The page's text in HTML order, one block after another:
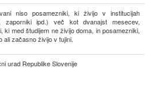
niso posamezniki, ki živijo v institucijah
zaporniki ipd.) več kot dvanajst mesecev,
ki med študijem ne živijo doma, in posamezniki,
ali začasno živijo v tujini.
urad Republike Slovenije